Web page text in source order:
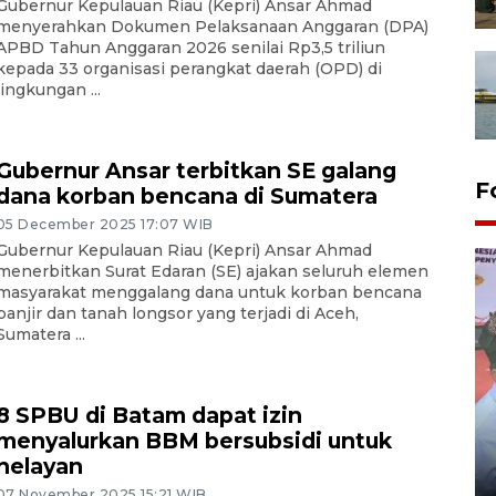
Kepulauan Riau (Kepri) Ansar Ahmad
Dokumen Pelaksanaan Anggaran (DPA)
Tahun Anggaran 2026 senilai Rp3,5 triliun
33 organisasi perangkat daerah (OPD) di
...
Ansar terbitkan SE galang
korban bencana di Sumatera
December 2025 17:07 WIB
Kepulauan Riau (Kepri) Ansar Ahmad
Surat Edaran (SE) ajakan seluruh elemen
menggalang dana untuk korban bencana
dan tanah longsor yang terjadi di Aceh,
...
SPBU di Batam dapat izin
BBM bersubsidi untuk
Distribusi logistik pemilu
gunakan mobil jenazah